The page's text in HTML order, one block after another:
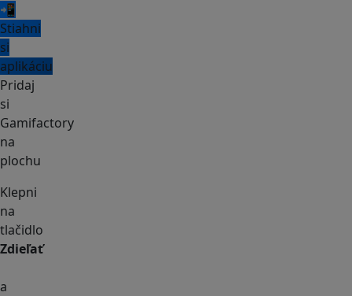
📲
Stiahni
si
aplikáciu
Pridaj
si
Gamifactory
na
plochu
Klepni
na
tlačidlo
Zdieľať
a